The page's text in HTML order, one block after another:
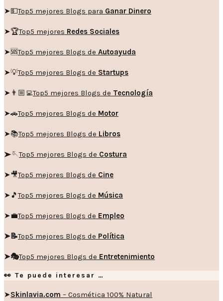
➤💵Top5 mejores Blogs para Ganar Dinero
➤🏆Top5 mejores Redes Sociales
➤🆘Top5 mejores Blogs de Autoayuda
➤💡Top5 mejores Blogs de Startups
➤👨🏼‍💻Top5 mejores Blogs de Tecnología
➤🚗Top5 mejores Blogs de Motor
➤📚Top5 mejores Blogs de Libros
➤🪡Top5 mejores Blogs de Costura
➤🎥Top5 mejores Blogs de Cine
➤🎵Top5 mejores Blogs de Música
➤💼Top5 mejores Blogs de Empleo
➤📝Top5 mejores Blogs de Política
➤🎭Top5 mejores Blogs de Entretenimiento
👀 Te puede interesar …
➤Skinlavia.com – Cosmética 100% Natural